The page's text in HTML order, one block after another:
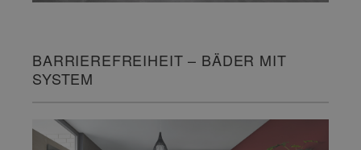
BARRIEREFREIHEIT – BÄDER MIT
SYSTEM